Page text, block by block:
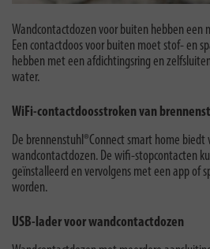
Wandcontactdozen voor buiten hebben een
Een contactdoos voor buiten moet stof- en
hebben met een afdichtingsring en
water.
WiFi-contactdoosstroken van
De brennenstuhl®Connect smart home biedt
wandcontactdozen. De wifi-stopcontacten
geïnstalleerd en vervolgens met een app of
worden.
USB-lader voor wandcontactdozen